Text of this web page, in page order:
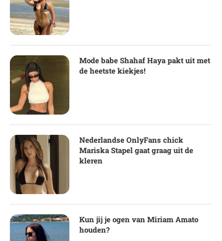
Mode babe Shahaf Haya pakt uit met
de heetste kiekjes!
Nederlandse OnlyFans chick
Mariska Stapel gaat graag uit de
kleren
Kun jij je ogen van Miriam Amato
houden?